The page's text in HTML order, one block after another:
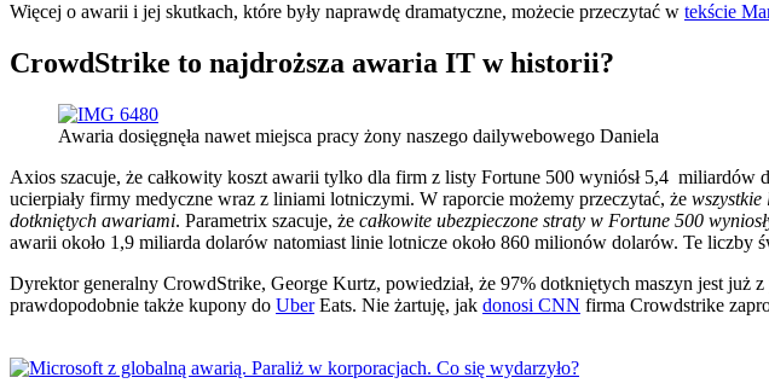
Więcej o awarii i jej skutkach, które były naprawdę dramatyczne, możecie przeczytać w tekście
CrowdStrike to najdroższa awaria IT w historii?
Awaria dosięgnęła nawet miejsca pracy żony naszego dailywebowego Daniela
Axios szacuje, że całkowity koszt awarii tylko dla firm z listy Fortune 500 wyniósł 5,4 miliardów
ucierpiały firmy medyczne wraz z liniami lotniczymi. W raporcie możemy przeczytać, że
dotkniętych awariami. Parametrix szacuje, że całkowite ubezpieczone straty w Fortune 500
awarii około 1,9 miliarda dolarów natomiast linie lotnicze około 860 milionów dolarów. Te liczby
Dyrektor generalny CrowdStrike, George Kurtz, powiedział, że 97% dotkniętych maszyn jest już
prawdopodobnie także kupony do UberEats. Nie żartuję, jak donosi CNN firma Crowdstrike